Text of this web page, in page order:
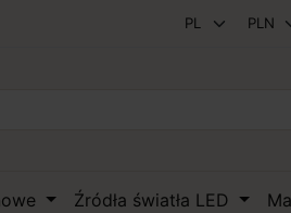
Źródła światła LED